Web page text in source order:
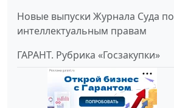
Новые выпуски Журнала Суда по
интеллектуальным правам
ГАРАНТ. Рубрика «Госзакупки»